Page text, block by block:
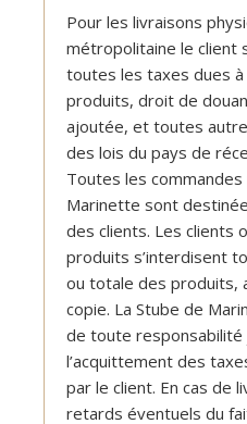
Pour les livraisons
métropolitaine le client
toutes les taxes dues à
produits, droit de
ajoutée, et toutes
des lois du pays de
Toutes les
Marinette sont
des clients. Les clients
produits s’interdisent
ou totale des produits,
copie. La Stube de
de toute responsabilité
l’acquittement des
par le client. En cas de
retards éventuels du